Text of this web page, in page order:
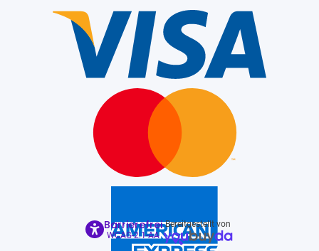
Barrierefrei
WCAG-2.1-AA
Bereitgestellt von